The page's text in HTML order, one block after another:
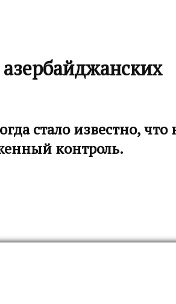
стало известно, что
контроль.